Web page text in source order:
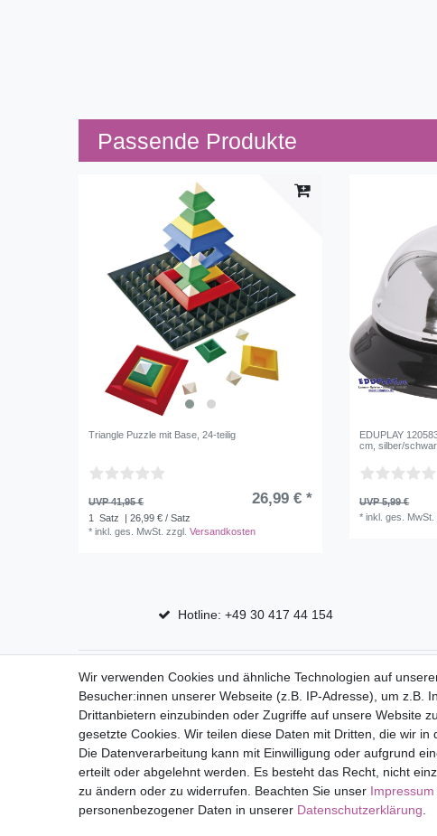
Passende Produkte
Triangle Puzzle mit Base, 24-teilig
UVP 41,95 € 26,99 € *
1 Satz
| 26,99 € / Satz
*inkl. ges. MwSt. zzgl.Versandkosten
EDUPLAY
cm, silber/
UVP 5,99 €
*inkl. ges. MwSt.
Hotline: +49 30 417 44 154
Top Marken
Eduplay
Folia Bringmann
Shop
Mein Konto
Impressum Daten­schutz­erklärung
Wir verwenden Cookies und ähnliche Technologien auf
Besucher:innen unserer Webseite (z.B. IP-Adresse), um z.B.
Drittanbietern einzubinden oder Zugriffe auf unsere Website
gesetzte Cookies. Wir teilen diese Daten mit Dritten, die wir in
Die Datenverarbeitung kann mit Einwilligung oder aufgrund
erteilt oder abgelehnt werden. Es besteht das Recht, nicht
zu ändern oder zu widerrufen. Beachten Sie unser Impressum
personenbezogener Daten in unserer Daten­schutz­erklärung